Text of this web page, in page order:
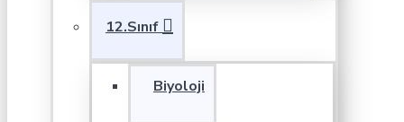
12.Sınıf
Biyoloji